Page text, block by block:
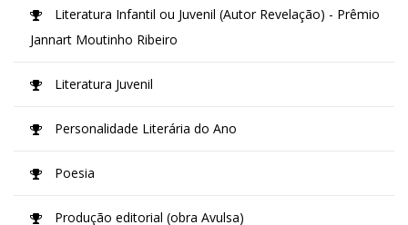
Literatura Infantil ou Juvenil (Autor Revelação) - Prêmio
Jannart Moutinho Ribeiro
Literatura Juvenil
Personalidade Literária do Ano
Poesia
Produção editorial (obra Avulsa)